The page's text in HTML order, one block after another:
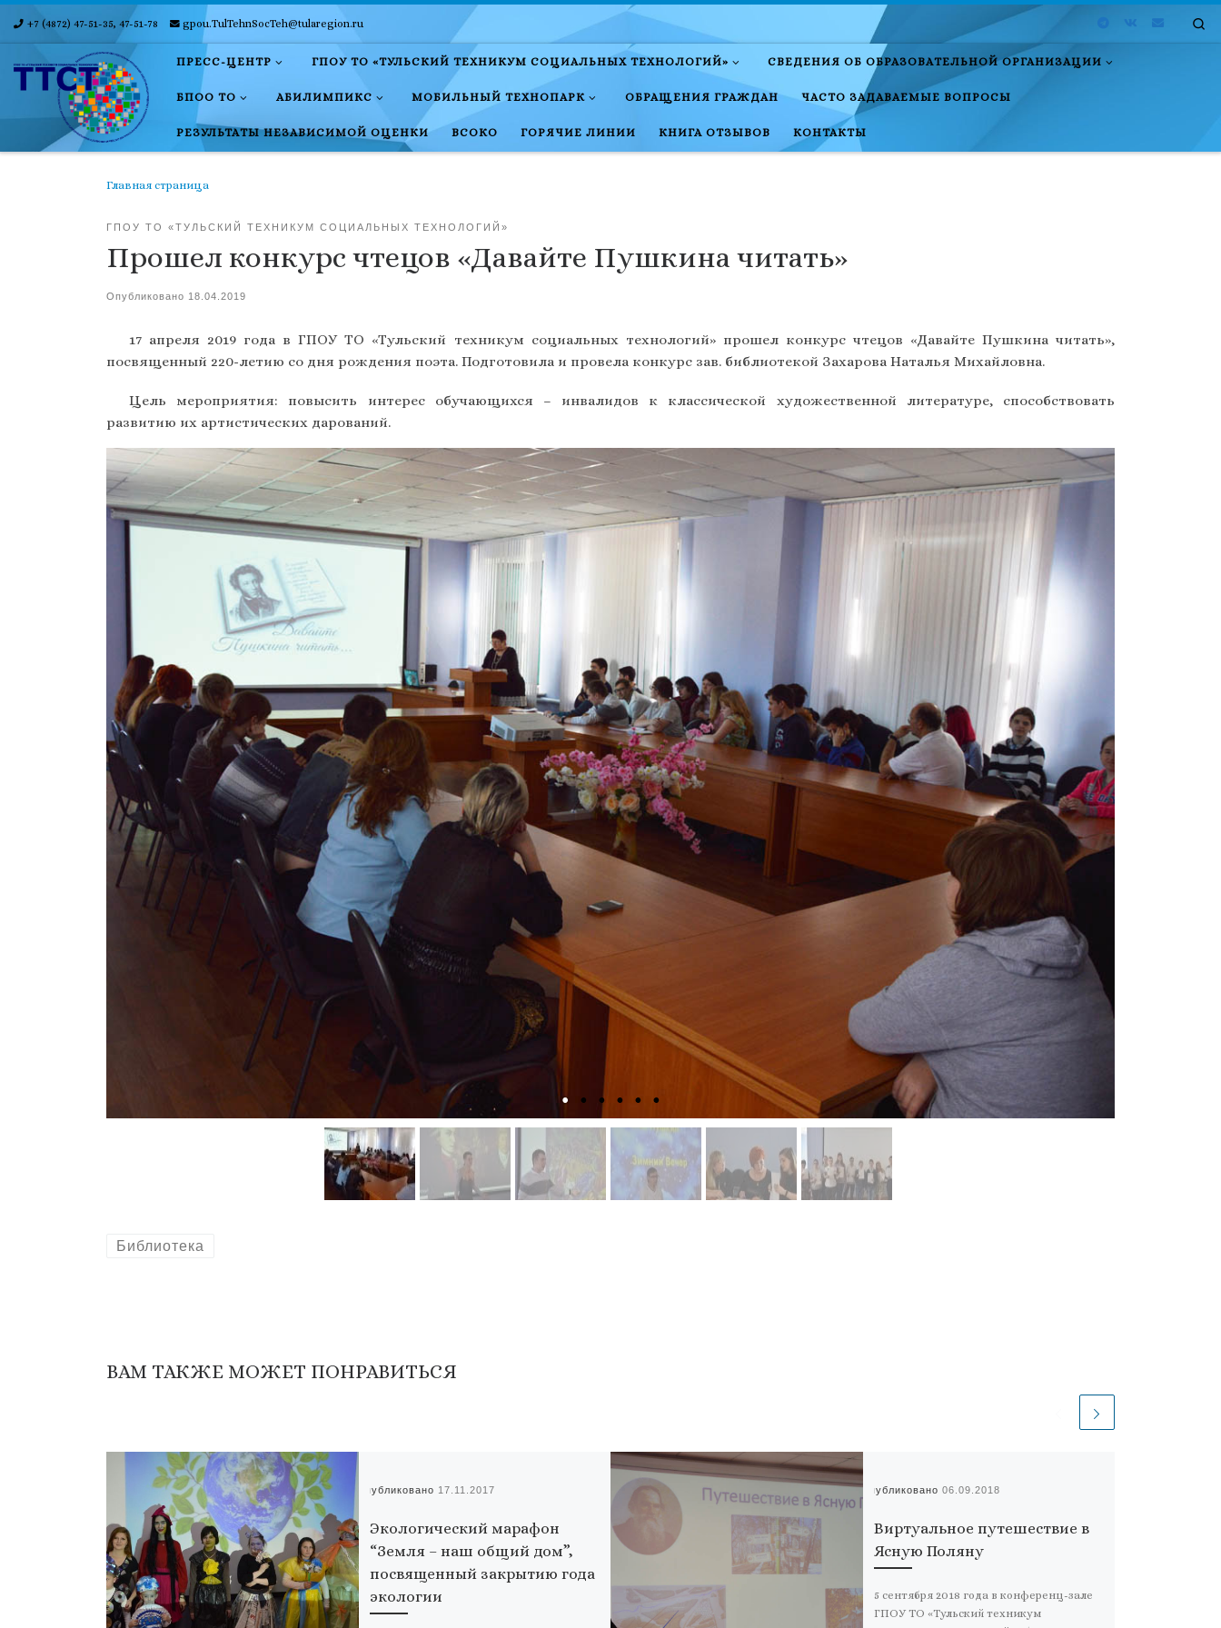
Skip to content
+7 (4872) 47-51-35, 47-51-78 gpou.TulTehnSocTeh@tularegion.ru
ПРЕСС-ЦЕНТР ГПОУ ТО «ТУЛЬСКИЙ ТЕХНИКУМ СОЦИАЛЬНЫХ ТЕХНОЛОГИЙ» СВЕДЕНИЯ ОБ ОБРАЗОВАТЕЛЬНОЙ ОРГАНИЗАЦИИ
БПОО ТО АБИЛИМПИКС МОБИЛЬНЫЙ ТЕХНОПАРК ОБРАЩЕНИЯ ГРАЖДАН ЧАСТО ЗАДАВАЕМЫЕ ВОПРОСЫ
РЕЗУЛЬТАТЫ НЕЗАВИСИМОЙ ОЦЕНКИ ВСОКО ГОРЯЧИЕ ЛИНИИ КНИГА ОТЗЫВОВ КОНТАКТЫ
Главная страница
ГПОУ ТО «ТУЛЬСКИЙ ТЕХНИКУМ СОЦИАЛЬНЫХ ТЕХНОЛОГИЙ»
Прошел конкурс чтецов «Давайте Пушкина читать»
Опубликовано 18.04.2019
17 апреля 2019 года в ГПОУ ТО «Тульский техникум социальных технологий» прошел конкурс чтецов «Давайте Пушкина читать»,
посвященный 220-летию со дня рождения поэта. Подготовила и провела конкурс зав. библиотекой Захарова Наталья Михайловна.
Цель мероприятия: повысить интерес обучающихся – инвалидов к классической художественной литературе, способствовать
развитию их артистических дарований.
Библиотека
ВАМ ТАКЖЕ МОЖЕТ ПОНРАВИТЬСЯ
Опубликовано 17.11.2017
Экологический марафон
“Земля – наш общий дом”,
посвященный закрытию года
экологии
Опубликовано 06.09.2018
Виртуальное путешествие в
Ясную Поляну
5 сентября 2018 года в конференц-зале
ГПОУ ТО «Тульский техникум